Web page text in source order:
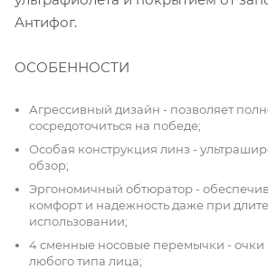
Антифог.
ОСОБЕННОСТИ
Агрессивный дизайн - позволяет
сосредоточиться на победе;
Особая конструкция линз -
обзор;
Эргономичный обтюратор -
комфорт и надежность даже при
использовании;
4 сменные носовые перемычки - очки
любого типа лица;